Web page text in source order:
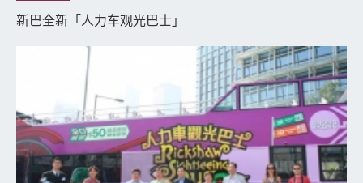
新巴全新「人力车观光巴士」